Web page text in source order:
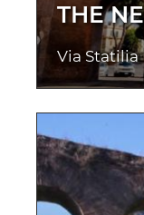
THE
Via Statilia